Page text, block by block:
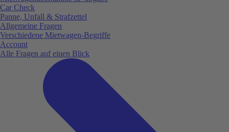
Car Check
Panne, Unfall & Strafzettel
Allgemeine Fragen
Verschiedene Mietwagen-Begriffe
Account
Alle Fragen auf einen Blick